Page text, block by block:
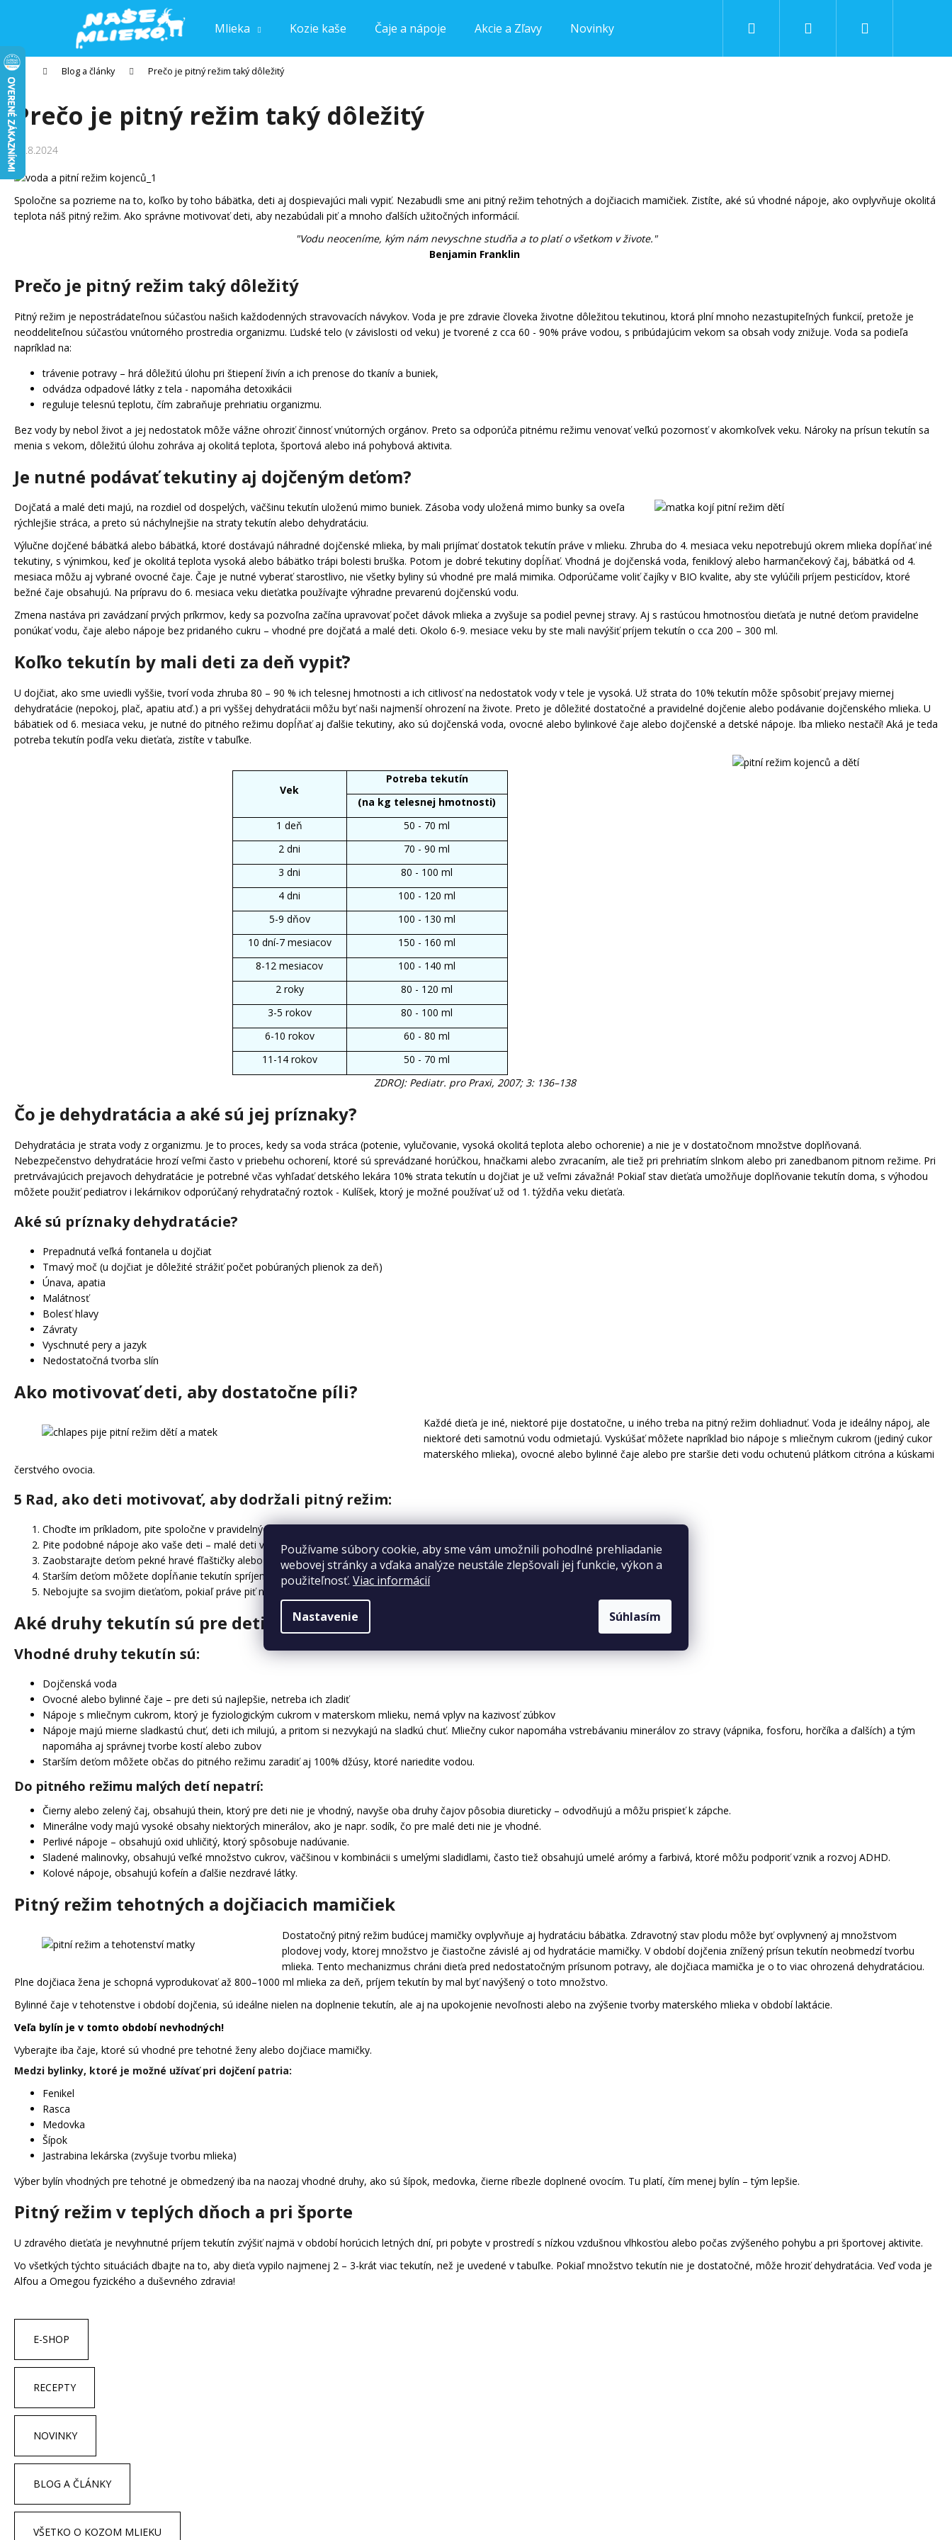
Používame súbory cookie, aby sme vám umožnili pohodlné prehliadanie
webovej stránky a vďaka analýze neustále zlepšovali jej funkcie, výkon a
použiteľnosť. Viac informácií
Nastavenie Súhlasím
Mlieka Kozie kaše Čaje a nápoje Akcie a Zľavy Novinky Prihlásenie
Domov Blog a články Prečo je pitný režim taký dôležitý
Prečo je pitný režim taký dôležitý
12.8.2024
Spoločne sa pozrieme na to, koľko by toho bábätka, deti aj dospievajúci mali vypiť. Nezabudli sme ani pitný režim tehotných a dojčiacich mamičiek. Zistíte, aké sú vhodné nápoje, ako ovplyvňuje okolitá
teplota náš pitný režim. Ako správne motivovať deti, aby nezabúdali piť a mnoho ďalších užitočných informácií.
"Vodu neoceníme, kým nám nevyschne studňa a to platí o všetkom v živote."
Benjamin Franklin
Prečo je pitný režim taký dôležitý
Pitný režim je nepostrádateľnou súčasťou našich každodenných stravovacích návykov. Voda je pre zdravie človeka životne dôležitou tekutinou, ktorá plní mnoho nezastupiteľných funkcií, pretože je
neoddeliteľnou súčasťou vnútorného prostredia organizmu. Ľudské telo (v závislosti od veku) je tvorené z cca 60 - 90% práve vodou, s pribúdajúcim vekom sa obsah vody znižuje. Voda sa podieľa
napríklad na:
trávenie potravy – hrá dôležitú úlohu pri štiepení živín a ich prenose do tkanív a buniek,
odvádza odpadové látky z tela - napomáha detoxikácii
reguluje telesnú teplotu, čím zabraňuje prehriatiu organizmu.
Bez vody by nebol život a jej nedostatok môže vážne ohroziť činnosť vnútorných orgánov. Preto sa odporúča pitnému režimu venovať veľkú pozornosť v akomkoľvek veku. Nároky na prísun tekutín sa
menia s vekom, dôležitú úlohu zohráva aj okolitá teplota, športová alebo iná pohybová aktivita.
Je nutné podávať tekutiny aj dojčeným deťom?
Dojčatá a malé deti majú, na rozdiel od dospelých, väčšinu tekutín uloženú mimo buniek. Zásoba vody uložená mimo bunky sa oveľa
rýchlejšie stráca, a preto sú náchylnejšie na straty tekutín alebo dehydratáciu.
Výlučne dojčené bábätká alebo bábätká, ktoré dostávajú náhradné dojčenské mlieka, by mali prijímať dostatok tekutín práve v mlieku. Zhruba do 4. mesiaca veku nepotrebujú okrem mlieka dopĺňať iné
tekutiny, s výnimkou, keď je okolitá teplota vysoká alebo bábätko trápi bolesti bruška. Potom je dobré tekutiny dopĺňať. Vhodná je dojčenská voda, feniklový alebo harmančekový čaj, bábätká od 4.
mesiaca môžu aj vybrané ovocné čaje. Čaje je nutné vyberať starostlivo, nie všetky byliny sú vhodné pre malá mimika. Odporúčame voliť čajíky v BIO kvalite, aby ste vylúčili príjem pesticídov, ktoré
bežné čaje obsahujú. Na prípravu do 6. mesiaca veku dieťatka používajte výhradne prevarenú dojčenskú vodu.
Zmena nastáva pri zavádzaní prvých príkrmov, kedy sa pozvoľna začína upravovať počet dávok mlieka a zvyšuje sa podiel pevnej stravy. Aj s rastúcou hmotnosťou dieťaťa je nutné deťom pravidelne
ponúkať vodu, čaje alebo nápoje bez pridaného cukru – vhodné pre dojčatá a malé deti. Okolo 6-9. mesiace veku by ste mali navýšiť príjem tekutín o cca 200 – 300 ml.
Koľko tekutín by mali deti za deň vypiť?
U dojčiat, ako sme uviedli vyššie, tvorí voda zhruba 80 – 90 % ich telesnej hmotnosti a ich citlivosť na nedostatok vody v tele je vysoká. Už strata do 10% tekutín môže spôsobiť prejavy miernej
dehydratácie (nepokoj, plač, apatiu atď.) a pri vyššej dehydratácii môžu byť naši najmenší ohrození na živote. Preto je dôležité dostatočné a pravidelné dojčenie alebo podávanie dojčenského mlieka. U
bábätiek od 6. mesiaca veku, je nutné do pitného režimu dopĺňať aj ďalšie tekutiny, ako sú dojčenská voda, ovocné alebo bylinkové čaje alebo dojčenské a detské nápoje. Iba mlieko nestačí! Aká je teda
potreba tekutín podľa veku dieťaťa, zistíte v tabuľke.
Vek
Potreba tekutín
(na kg telesnej hmotnosti)
1 deň
50 - 70 ml
2 dni
70 - 90 ml
3 dni
80 - 100 ml
4 dni
100 - 120 ml
5-9 dňov
100 - 130 ml
10 dní-7 mesiacov
150 - 160 ml
8-12 mesiacov
100 - 140 ml
2 roky
80 - 120 ml
3-5 rokov
80 - 100 ml
6-10 rokov
60 - 80 ml
11-14 rokov
50 - 70 ml
ZDROJ: Pediatr. pro Praxi, 2007; 3: 136–138
Čo je dehydratácia a aké sú jej príznaky?
Dehydratácia je strata vody z organizmu. Je to proces, kedy sa voda stráca (potenie, vylučovanie, vysoká okolitá teplota alebo ochorenie) a nie je v dostatočnom množstve doplňovaná.
Nebezpečenstvo dehydratácie hrozí veľmi často v priebehu ochorení, ktoré sú sprevádzané horúčkou, hnačkami alebo zvracaním, ale tiež pri prehriatím slnkom alebo pri zanedbanom pitnom režime. Pri
pretrvávajúcich prejavoch dehydratácie je potrebné včas vyhľadať detského lekára 10% strata tekutín u dojčiat je už veľmi závažná! Pokiaľ stav dieťaťa umožňuje doplňovanie tekutín doma, s výhodou
môžete použiť pediatrov i lekárnikov odporúčaný rehydratačný roztok - Kulíšek, ktorý je možné používať už od 1. týždňa veku dieťaťa.
Aké sú príznaky dehydratácie?
Prepadnutá veľká fontanela u dojčiat
Tmavý moč (u dojčiat je dôležité strážiť počet pobúraných plienok za deň)
Únava, apatia
Malátnosť
Bolesť hlavy
Závraty
Vyschnuté pery a jazyk
Nedostatočná tvorba slín
Ako motivovať deti, aby dostatočne píli?
Každé dieťa je iné, niektoré pije dostatočne, u iného treba na pitný režim dohliadnuť. Voda je ideálny nápoj, ale
niektoré deti samotnú vodu odmietajú. Vyskúšať môžete napríklad bio nápoje s mliečnym cukrom (jediný cukor
materského mlieka), ovocné alebo bylinné čaje alebo pre staršie deti vodu ochutenú plátkom citróna a kúskami
čerstvého ovocia.
5 Rad, ako deti motivovať, aby dodržali pitný režim:
Choďte im príkladom, pite spoločne v pravidelných intervaloch.
Pite podobné nápoje ako vaše deti – malé deti veľmi rady robia to, čo dospelí.
Zaobstarajte deťom pekné hravé fľaštičky alebo hrnčeky, z ktorých budú rady piť.
Starším deťom môžete dopĺňanie tekutín spríjemniť peknými športovými fľašami alebo napríklad farebnými slamkami.
Nebojujte sa svojim dieťaťom, pokiaľ práve piť nechce, skúste pitie ponúknuť za malú chvíľku.
Aké druhy tekutín sú pre deti vhodné a aké nie?
Vhodné druhy tekutín sú:
Dojčenská voda
Ovocné alebo bylinné čaje – pre deti sú najlepšie, netreba ich zladiť
Nápoje s mliečnym cukrom, ktorý je fyziologickým cukrom v materskom mlieku, nemá vplyv na kazivosť zúbkov
Nápoje majú mierne sladkastú chuť, deti ich milujú, a pritom si nezvykajú na sladkú chuť. Mliečny cukor napomáha vstrebávaniu minerálov zo stravy (vápnika, fosforu, horčíka a ďalších) a tým
napomáha aj správnej tvorbe kostí alebo zubov
Starším deťom môžete občas do pitného režimu zaradiť aj 100% džúsy, ktoré nariedite vodou.
Do pitného režimu malých detí nepatrí:
Čierny alebo zelený čaj, obsahujú thein, ktorý pre deti nie je vhodný, navyše oba druhy čajov pôsobia diureticky – odvodňujú a môžu prispieť k zápche.
Minerálne vody majú vysoké obsahy niektorých minerálov, ako je napr. sodík, čo pre malé deti nie je vhodné.
Perlivé nápoje – obsahujú oxid uhličitý, ktorý spôsobuje nadúvanie.
Sladené malinovky, obsahujú veľké množstvo cukrov, väčšinou v kombinácii s umelými sladidlami, často tiež obsahujú umelé arómy a farbivá, ktoré môžu podporiť vznik a rozvoj ADHD.
Kolové nápoje, obsahujú kofeín a ďalšie nezdravé látky.
Pitný režim tehotných a dojčiacich mamičiek
Dostatočný pitný režim budúcej mamičky ovplyvňuje aj hydratáciu bábätka. Zdravotný stav plodu môže byť ovplyvnený aj množstvom
plodovej vody, ktorej množstvo je čiastočne závislé aj od hydratácie mamičky. V období dojčenia znížený prísun tekutín neobmedzí tvorbu
mlieka. Tento mechanizmus chráni dieťa pred nedostatočným prísunom potravy, ale dojčiaca mamička je o to viac ohrozená dehydratáciou.
Plne dojčiaca žena je schopná vyprodukovať až 800–1000 ml mlieka za deň, príjem tekutín by mal byť navýšený o toto množstvo.
Bylinné čaje v tehotenstve i období dojčenia, sú ideálne nielen na doplnenie tekutín, ale aj na upokojenie nevoľnosti alebo na zvýšenie tvorby materského mlieka v období laktácie.
Veľa bylín je v tomto období nevhodných!
Vyberajte iba čaje, ktoré sú vhodné pre tehotné ženy alebo dojčiace mamičky.
Medzi bylinky, ktoré je možné užívať pri dojčení patria:
Fenikel
Rasca
Medovka
Šípok
Jastrabina lekárska (zvyšuje tvorbu mlieka)
Výber bylín vhodných pre tehotné je obmedzený iba na naozaj vhodné druhy, ako sú šípok, medovka, čierne ríbezle doplnené ovocím. Tu platí, čím menej bylín – tým lepšie.
Pitný režim v teplých dňoch a pri športe
U zdravého dieťaťa je nevyhnutné príjem tekutín zvýšiť najmä v období horúcich letných dní, pri pobyte v prostredí s nízkou vzdušnou vlhkosťou alebo počas zvýšeného pohybu a pri športovej aktivite.
Vo všetkých týchto situáciách dbajte na to, aby dieťa vypilo najmenej 2 – 3-krát viac tekutín, než je uvedené v tabuľke. Pokiaľ množstvo tekutín nie je dostatočné, môže hroziť dehydratácia. Veď voda je
Alfou a Omegou fyzického a duševného zdravia!
E-SHOP
RECEPTY
NOVINKY
BLOG A ČLÁNKY
VŠETKO O KOZOM MLIEKU
š
í
k
do
obchodu
do
obchodu
Odporúčame
POČIATOČNÉ DOJČENSKÉ KOZIE MLIEKO
NAŠE MLIEKO 1, 525G
NAŠE MLIEKO AR - ANTIREFLUX, 400 G
€16,47
DOJČENSKÉ KOZIE MLIEKO NAŠE
MLIEKO 2 MULTIPACK 5×525G